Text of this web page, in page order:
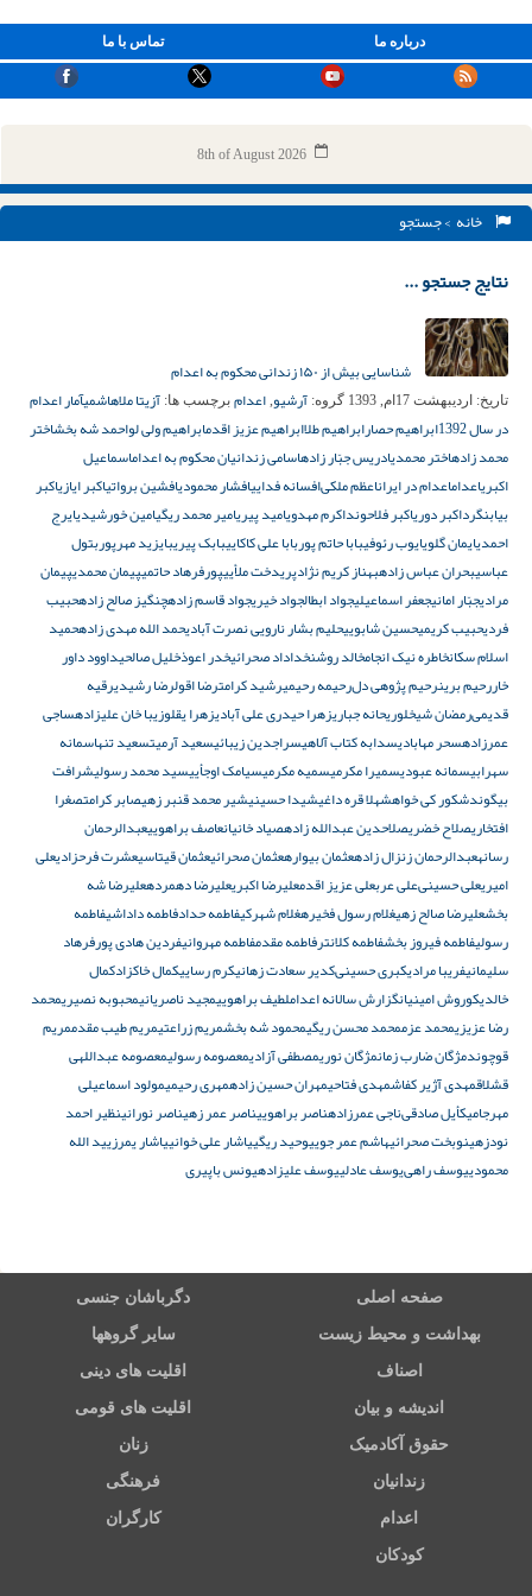
تماس با ما درباره ما
8th of August 2026
خانه > جستجو
نتایج جستجو ...
شناسایی بیش از ۱۵۰ زندانی محکوم به اعدام
تاریخ: اردیبهشت 17ام, 1393 گروه: آرشیو, اعدام برچسب ها: آزیتا ملاهاشمیآمار اعدام
در سال 1392
ابراهیم حصارابراهیم طلاابراهیم عزیز اقدمابراهیم ولی لواحمد شه بخشاختر
محمد زادهاختر محمدیادریس جبّار زادهاسامی زندانیان محکوم به اعداماسماعیل
اکبریاعداماعدام در ایراناعظم ملکی‌افسانه فداییافشار محمودیافشین برواتیاکبر ایازیاکبر
بیابنگرداکبر دوریاکبر فلاحونداکرم مهدویامید پیریامیر محمد ریگیامین خورشیدیایرج
احمدیایمان گلویایوب رئوفیبابا حاتم پوربابا علی کاکاییبابک پیریبایزید مهرپوربتول
عباسیبحران عباس زادهبهناز کریم نژادپریدخت ملأییپورفرهاد حاتمیپیمان محمدیپیمان
مرادیجبّار امانیجعفر اسماعیلیجواد ابطالجواد خیریجواد قاسم زادهچنگیز صالح زادهحبیب
فردیحبیب کریمیحسین شابوییحلیم بشار نارویی نصرت آبادیحمد الله مهدی زادهحمید
اسلام سکانخاطره نیک انجامخالد روشنخداداد صحرائیخدر اعوذخلیل صالحیداوود داور
خاررحیم برینرحیم پژوهی دل‌رحیمه رحیمیرشید کرامترضا اقولرضا رشیدیرقیه
قدیمی‌رمضان شیخلوریحانه جباریزهرا حیدری علی‌ آبادیزهرا یقلوزیبا خان علیزادهساجی
عمرزادهسحر مهابادیسدابه کتاب آلاهیسراجدین زیبائیسعید آرمیتسعید تنهاسمانه
سهرابیسمانه عبودیسمیرا مکرمیسمیه مکرمیسیامک اوجأییسید محمد رسولیشرافت
بیگوندشکور کی خواهشهلا قره داغیشیدا حسینیشیر محمد قنبر زهیصابر کرامتصغرا
افتخاریصلاح خضریصلاحدین عبدالله زادهصیاد خانیانعاصف براهوییعبدالرحمان
رسانهعبدالرحمان زنزال زادهعثمان بیوارهعثمان صحرائیعثمان قیتاسیعشرت فرحزادیعلی
امیریعلی‌ حسینی‌علی عربعلی‌ عزیز اقدمعلیرضا اکبریعلیرضا دهمردهعلیرضا شه
بخشعلیرضا صالح زهیغلام رسول فخیرهغلام شهرکیفاطمه حدادفاطمه داداشیفاطمه
رسولیفاطمه فیروز بخشفاطمه کلانترفاطمه مقدمفاطمه مهروانیفردین هادی پورفرهاد
سلیمانیفریبا مرادیکبری حسینی‌کدیر سعادت زهانیکرم رساییکمال خاکزادکمال
خالدیکوروش امینیانگزارش سالانه اعداملطیف براهوییمجید ناصریانیمحبوبه نصیریمحمد
رضا عزیزیمحمد عزممحمد محسن ریگیمحمود شه بخشمریم زراعتیمریم طیب مقدممریم
قوچوندمژگان ضارب زمانمژگان نوریمصطفی آزادیمعصومه رسولیمعصومه عبداللهی
قشلاقمهدی آژیر کفاشمهدی فتاحیمهران حسین زادهمهری رحیمیمولود اسماعیلی
مهرجامیکأیل صادقی‌ناجی عمرزادهناصر براهوییناصر عمر زهیناصر نورانینظیر احمد
نودزهینوبخت صحرائیهاشم عمر جوییوحید ریگییاشار علی‌ خوانییاشار یمرزیید الله
محمودییوسف راهی‌یوسف عادلییوسف علیزادهیونس باپیری
صفحه اصلی دگرباشان جنسی
بهداشت و محیط زیست سایر گروهها
اصناف اقلیت های دینی
اندیشه و بیان اقلیت های قومی
حقوق آکادمیک زنان
زندانیان فرهنگی
اعدام کارگران
کودکان